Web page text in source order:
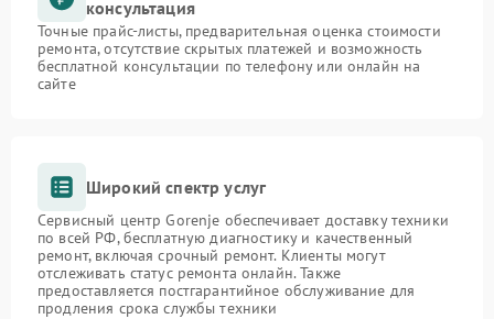
консультация
Точные прайс-листы, предварительная оценка стоимости
ремонта, отсутствие скрытых платежей и возможность
бесплатной консультации по телефону или онлайн на
сайте
Широкий спектр услуг
Сервисный центр Gorenje обеспечивает доставку техники
по всей РФ, бесплатную диагностику и качественный
ремонт, включая срочный ремонт. Клиенты могут
отслеживать статус ремонта онлайн. Также
предоставляется постгарантийное обслуживание для
продления срока службы техники